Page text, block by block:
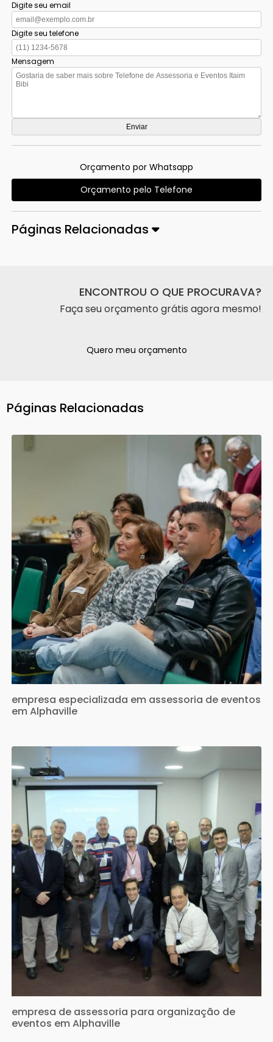
Digite seu email
Digite seu telefone
Mensagem
Orçamento por Whatsapp
Orçamento pelo Telefone
Páginas Relacionadas
ENCONTROU O QUE PROCURAVA?
Faça seu orçamento grátis agora mesmo!
Quero meu orçamento
Páginas Relacionadas
empresa especializada em assessoria de eventos
em Alphaville
empresa de assessoria para organização de
eventos em Alphaville